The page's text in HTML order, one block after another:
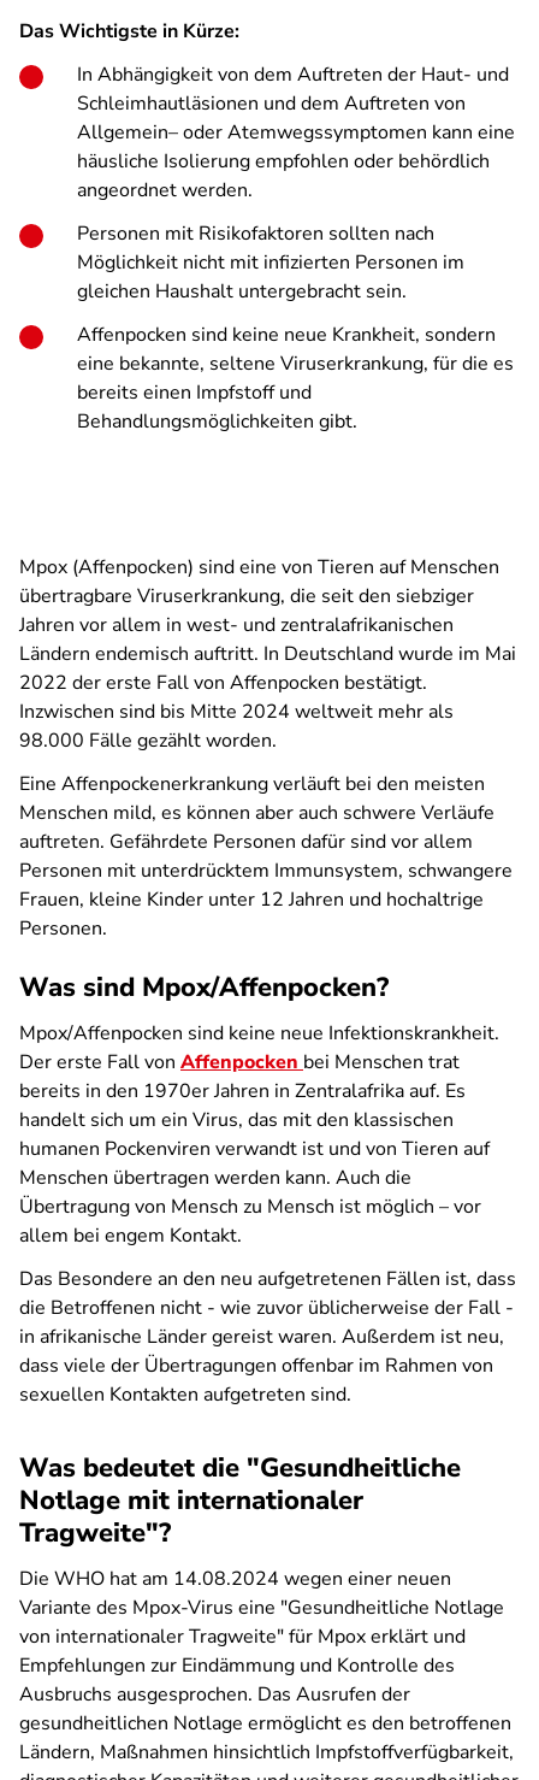
Das Wichtigste in Kürze:
In Abhängigkeit von dem Auftreten der Haut- und
Schleimhautläsionen und dem Auftreten von
Allgemein– oder Atemwegssymptomen kann eine
häusliche Isolierung empfohlen oder behördlich
angeordnet werden.
Personen mit Risikofaktoren sollten nach
Möglichkeit nicht mit infizierten Personen im
gleichen Haushalt untergebracht sein.
Affenpocken sind keine neue Krankheit, sondern
eine bekannte, seltene Viruserkrankung, für die es
bereits einen Impfstoff und
Behandlungsmöglichkeiten gibt.
Mpox (Affenpocken) sind eine von Tieren auf Menschen
übertragbare Viruserkrankung, die seit den siebziger
Jahren vor allem in west- und zentralafrikanischen
Ländern endemisch auftritt. In Deutschland wurde im Mai
2022 der erste Fall von Affenpocken bestätigt.
Inzwischen sind bis Mitte 2024 weltweit mehr als
98.000 Fälle gezählt worden.
Eine Affenpockenerkrankung verläuft bei den meisten
Menschen mild, es können aber auch schwere Verläufe
auftreten. Gefährdete Personen dafür sind vor allem
Personen mit unterdrücktem Immunsystem, schwangere
Frauen, kleine Kinder unter 12 Jahren und hochaltrige
Personen.
Was sind Mpox/Affenpocken?
Mpox/Affenpocken sind keine neue Infektionskrankheit.
Der erste Fall von Affenpocken bei Menschen trat
bereits in den 1970er Jahren in Zentralafrika auf. Es
handelt sich um ein Virus, das mit den klassischen
humanen Pockenviren verwandt ist und von Tieren auf
Menschen übertragen werden kann. Auch die
Übertragung von Mensch zu Mensch ist möglich – vor
allem bei engem Kontakt.
Das Besondere an den neu aufgetretenen Fällen ist, dass
die Betroffenen nicht - wie zuvor üblicherweise der Fall -
in afrikanische Länder gereist waren. Außerdem ist neu,
dass viele der Übertragungen offenbar im Rahmen von
sexuellen Kontakten aufgetreten sind.
Was bedeutet die "Gesundheitliche
Notlage mit internationaler
Tragweite"?
Die WHO hat am 14.08.2024 wegen einer neuen
Variante des Mpox-Virus eine "Gesundheitliche Notlage
von internationaler Tragweite" für Mpox erklärt und
Empfehlungen zur Eindämmung und Kontrolle des
Ausbruchs ausgesprochen. Das Ausrufen der
gesundheitlichen Notlage ermöglicht es den betroffenen
Ländern, Maßnahmen hinsichtlich Impfstoffverfügbarkeit,